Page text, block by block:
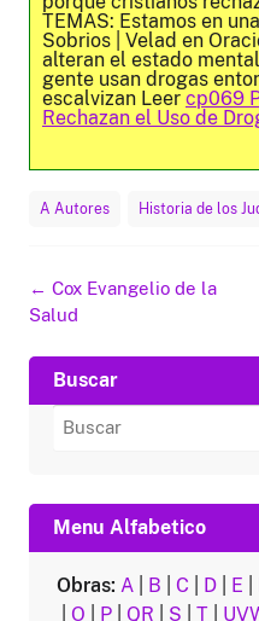
TEMAS: Estamos en
Sobrios | Velad en
alteran el estado
gente usan drogas
escalvizan Leer cp069
Rechazan el Uso de
A Autores Historia de los
Navegación
de
← Cox Evangelio de la
Salud
Buscar
Buscar
Menu Alfabetico
Obras: A B C D E
O P| QR S T|